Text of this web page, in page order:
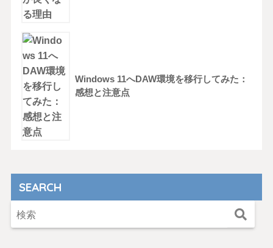
Windows 11へDAW環境を移行してみた：
感想と注意点
SEARCH